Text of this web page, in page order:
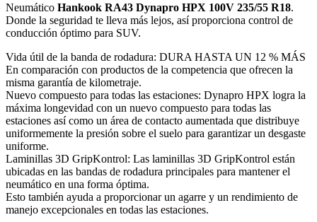
Neumático Hankook RA43 Dynapro HPX 100V 235/55 R18.
Donde la seguridad te lleva más lejos, así proporciona control de
conducción óptimo para SUV.
Vida útil de la banda de rodadura: DURA HASTA UN 12 % MÁS
En comparación con productos de la competencia que ofrecen la
misma garantía de kilometraje.
Nuevo compuesto para todas las estaciones: Dynapro HPX logra la
máxima longevidad con un nuevo compuesto para todas las
estaciones así como un área de contacto aumentada que distribuye
uniformemente la presión sobre el suelo para garantizar un desgaste
uniforme.
Laminillas 3D GripKontrol: Las laminillas 3D GripKontrol están
ubicadas en las bandas de rodadura principales para mantener el
neumático en una forma óptima.
Esto también ayuda a proporcionar un agarre y un rendimiento de
manejo excepcionales en todas las estaciones.